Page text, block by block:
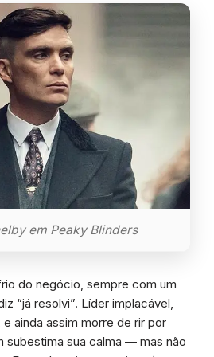
em Peaky Blinders
do negócio, sempre com um
“já resolvi”. Líder implacável,
ainda assim morre de rir por
subestima sua calma — mas não